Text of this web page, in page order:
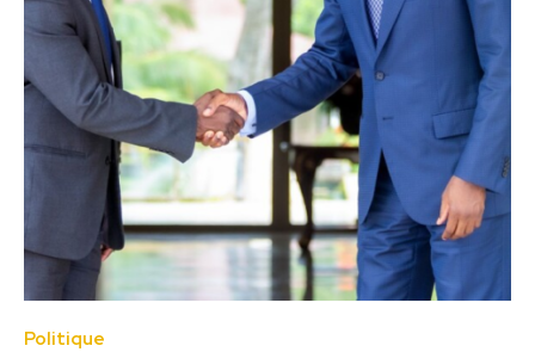
Politique